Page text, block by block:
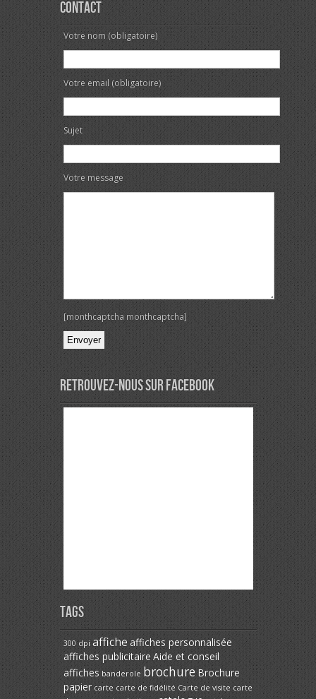
Contact
Votre nom (obligatoire)
Votre email (obligatoire)
Sujet
Votre message
[monthcaptcha monthcaptcha]
Veuillez laisser ce champ vide.
Retrouvez-nous sur Facebook
Tags
300 dpi affiche affiches personnalisée
affiches publicitaire Aide et conseil
affiches banderole brochure Brochure
papier carte carte de fidélité Carte de visite carte